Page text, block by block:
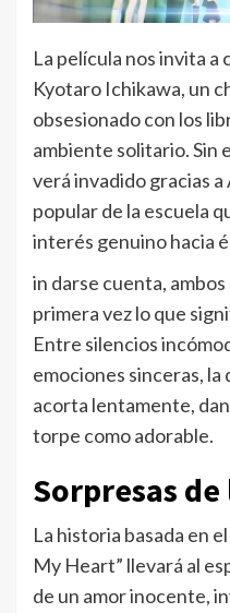
La película nos invita a
Kyotaro Ichikawa, un
obsesionado con los
ambiente solitario. Sin
verá invadido gracias a
popular de la escuela
interés genuino hacia
in darse cuenta,
primera vez lo que
Entre silencios
emociones sinceras,
acorta lentamente,
torpe como adorable.
Sorpresas
La historia basada en
My Heart” llevará al
de un amor inocente,